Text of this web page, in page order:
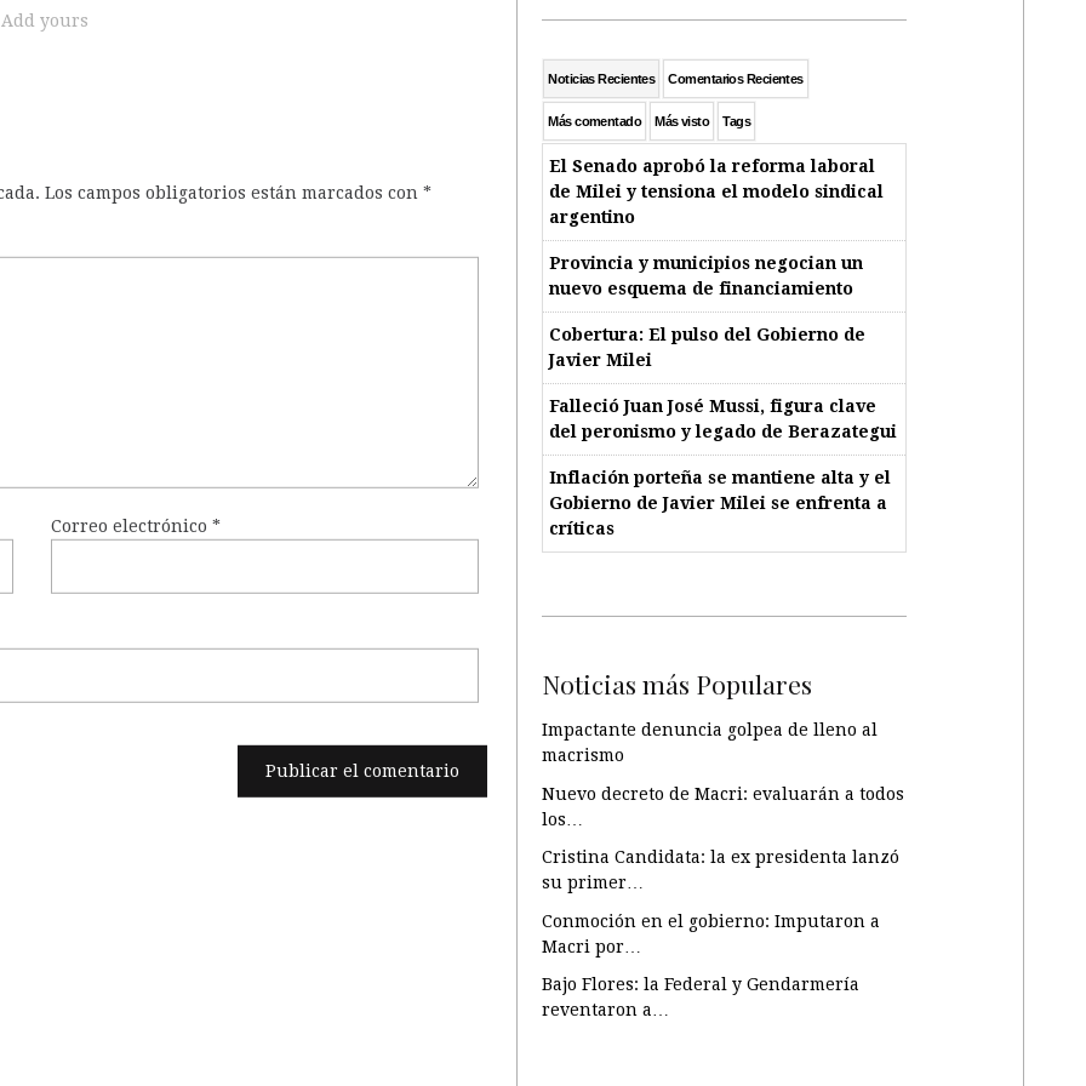
Add yours
Los campos obligatorios están marcados con *
Correo electrónico*
Noticias Recientes Comentarios Recientes
Más comentado Más visto Tags
El Senado aprobó la reforma laboral
de Milei y tensiona el modelo sindical
argentino
Provincia y municipios negocian un
nuevo esquema de financiamiento
Cobertura: El pulso del Gobierno de
Javier Milei
Falleció Juan José Mussi, figura clave
del peronismo y legado de Berazategui
Inflación porteña se mantiene alta y el
Gobierno de Javier Milei se enfrenta a
críticas
Noticias más Populares
Impactante denuncia golpea de lleno al
macrismo
Nuevo decreto de Macri: evaluarán a todos
los…
Cristina Candidata: la ex presidenta lanzó
su primer…
Conmoción en el gobierno: Imputaron a
Macri por…
Bajo Flores: la Federal y Gendarmería
reventaron a…